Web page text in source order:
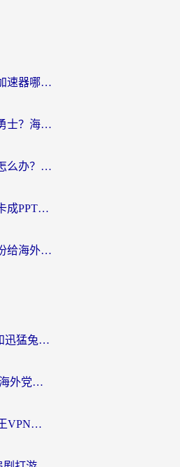
手机国外玩帕斯卡契约加速器哪个好用？海外党国服游戏之路的救星
在韩国怎么玩地下城与勇士？海外党必看的国服游戏加速全攻略
在海外玩原始征途很卡怎么办？一份给游子的终极指南
海外玩召唤与合成国服卡成PPT？这篇解决办法让你丝滑操作
在欧洲怎么打晶核？一份给海外游子的网络加速生存指南
海外党必看：ChickCN和迅猛兔好用吗？3招教你选对回国加速器
迅游和Fly2CN哪个好？海外党回国加速器真实测评与选择心法
云极VPN好用吗？和老王VPN对比哪个回国效果更好？海外党必看的真实体验指南